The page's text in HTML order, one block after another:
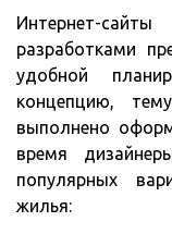
Интернет-
разработками
удобной
концепцию,
выполнено
время
популярных
жилья: